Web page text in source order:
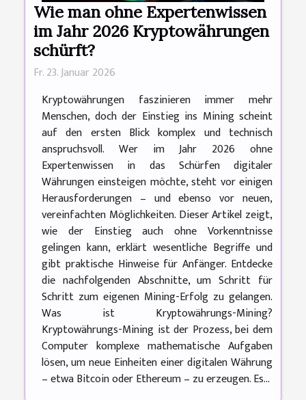
Wie man ohne Expertenwissen
im Jahr 2026 Kryptowährungen
schürft?
Fr. 23. Januar 2026
Kryptowährungen faszinieren immer mehr
Menschen, doch der Einstieg ins Mining scheint
auf den ersten Blick komplex und technisch
anspruchsvoll. Wer im Jahr 2026 ohne
Expertenwissen in das Schürfen digitaler
Währungen einsteigen möchte, steht vor einigen
Herausforderungen – und ebenso vor neuen,
vereinfachten Möglichkeiten. Dieser Artikel zeigt,
wie der Einstieg auch ohne Vorkenntnisse
gelingen kann, erklärt wesentliche Begriffe und
gibt praktische Hinweise für Anfänger. Entdecke
die nachfolgenden Abschnitte, um Schritt für
Schritt zum eigenen Mining-Erfolg zu gelangen.
Was ist Kryptowährungs-Mining?
Kryptowährungs-Mining ist der Prozess, bei dem
Computer komplexe mathematische Aufgaben
lösen, um neue Einheiten einer digitalen Währung
– etwa Bitcoin oder Ethereum – zu erzeugen. Es...